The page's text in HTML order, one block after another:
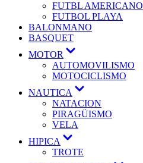
FUTBL AMERICANO
FUTBOL PLAYA
BALONMANO
BASQUET
MOTOR
AUTOMOVILISMO
MOTOCICLISMO
NAUTICA
NATACION
PIRAGÜISMO
VELA
HIPICA
TROTE